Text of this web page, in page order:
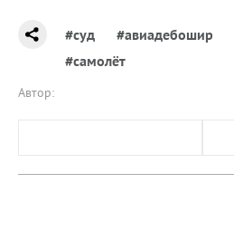
#суд #авиадебошир
#самолёт
Автор: